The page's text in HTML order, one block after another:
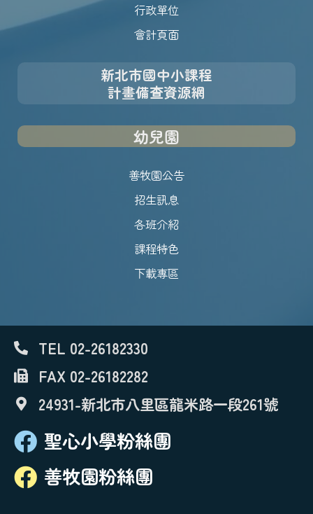
行政單位
會計頁面
新北市國中小課程
計畫備查資源網
幼兒園
善牧園公告
招生訊息
各班介紹
課程特色
下載專區
TEL 02-26182330
FAX 02-26182282
24931-新北市八里區龍米路一段261號
聖心小學粉絲團
善牧園粉絲團